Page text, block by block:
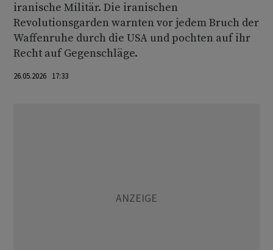
iranische Militär. Die iranischen
Revolutionsgarden warnten vor jedem Bruch der
Waffenruhe durch die USA und pochten auf ihr
Recht auf Gegenschläge.
26.05.2026 17:33